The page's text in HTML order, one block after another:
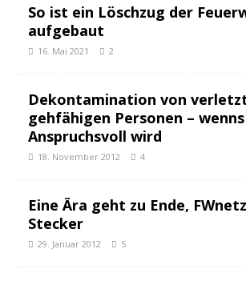
So ist ein Löschzug der
aufgebaut
16. Mai 2021 2
Dekontamination von
gehfähigen Personen – wenns
Anspruchsvoll wird
18. November 2012 4
Eine Ära geht zu Ende,
Stecker
29. Januar 2012 5